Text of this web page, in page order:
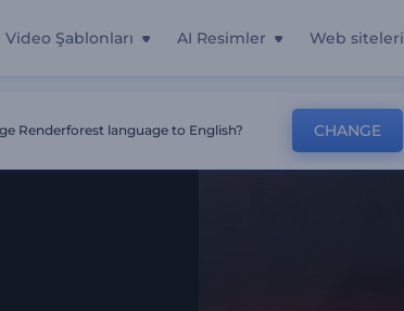
Video Şablonları AI Resimler Web siteleri
Renderforest language to English? CHANGE